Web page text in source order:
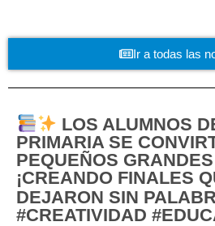
Ir a todas las
LOS ALUMNOS
PRIMARIA SE
PEQUEÑOS
¡CREANDO FINALES
DEJARON SIN
#CREATIVIDAD